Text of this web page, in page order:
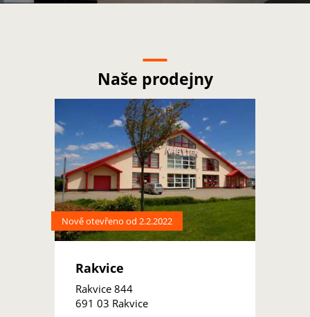
Naše prodejny
Nově otevřeno od 2.2.2022
Rakvice
Rakvice 844
691 03 Rakvice